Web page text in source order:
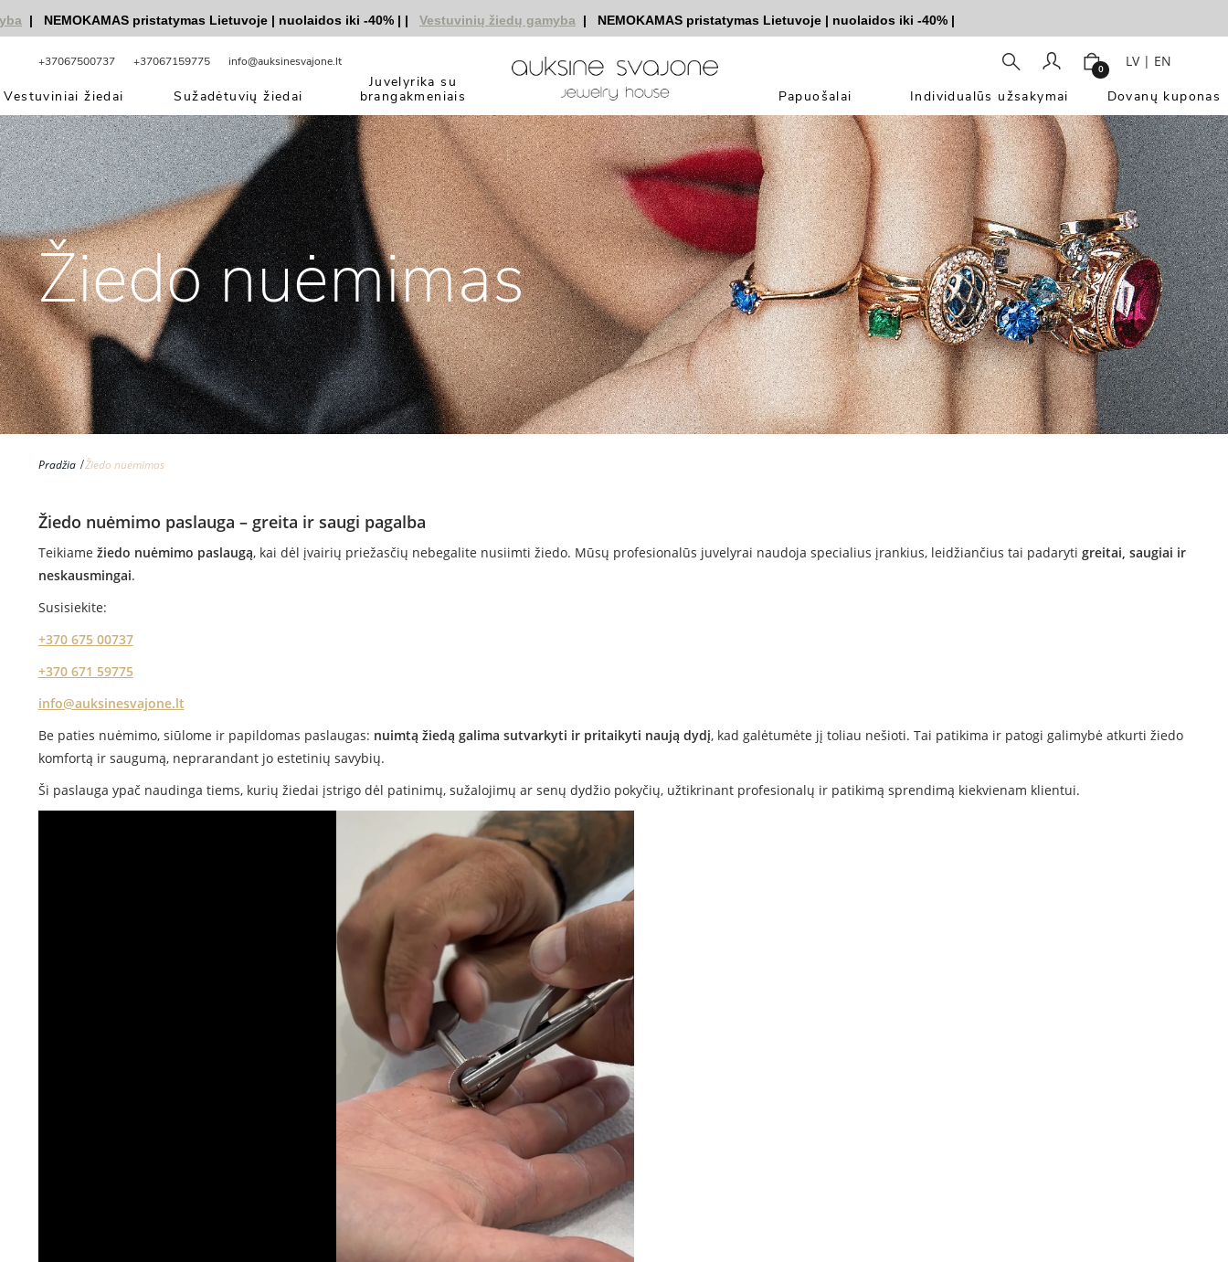
| NEMOKAMAS pristatymas Lietuvoje|nuolaidos iki -40%|| Vestuvinių žiedų gamyba | NEMOKAMAS pristatymas Lietuvoje|nuolaidos iki -40%|
+37067500737 +37067159775 info@auksinesvajone.lt 0 LV| EN
Vestuviniai žiedai Sužadėtuvių žiedai
Juvelyrika su
brangakmeniais
Papuošalai Individualūs užsakymai Dovanų kuponas
Žiedo nuėmimas
Pradžia Žiedo nuėmimas
Žiedo nuėmimo paslauga – greita ir saugi pagalba
Teikiame žiedo nuėmimo paslaugą, kai dėl įvairių priežasčių nebegalite nusiimti žiedo. Mūsų profesionalūs juvelyrai naudoja specialius įrankius, leidžiančius tai padaryti greitai, saugiai ir
neskausmingai.
Susisiekite:
+370 675 00737
+370 671 59775
info@auksinesvajone.lt
Be paties nuėmimo, siūlome ir papildomas paslaugas: nuimtą žiedą galima sutvarkyti ir pritaikyti naują dydį, kad galėtumėte jį toliau nešioti. Tai patikima ir patogi galimybė atkurti žiedo
komfortą ir saugumą, neprarandant jo estetinių savybių.
Ši paslauga ypač naudinga tiems, kurių žiedai įstrigo dėl patinimų, sužalojimų ar senų dydžio pokyčių, užtikrinant profesionalų ir patikimą sprendimą kiekvienam klientui.